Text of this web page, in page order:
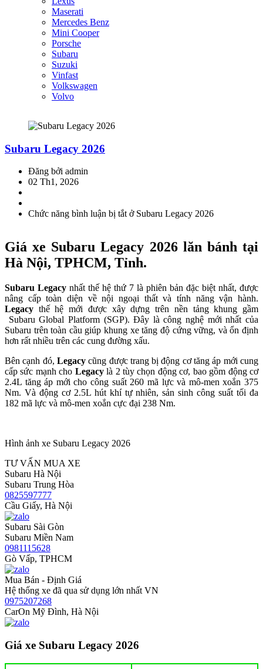
Maserati
Mercedes Benz
Mini Cooper
Porsche
Subaru
Suzuki
Vinfast
Volkswagen
Volvo
Subaru Legacy 2026
Đăng bởi admin
02 Th1, 2026
Chức năng bình luận bị tắtở Subaru Legacy 2026
Giá xe Subaru Legacy 2026 lăn bánh tại
Hà Nội, TPHCM, Tỉnh.
Subaru Legacy nhất thế hệ thứ 7 là phiên bản đặc biệt nhất, được
nâng cấp toàn diện về nội ngoại thất và tính năng vận hành.
Legacy thế hệ mới được xây dựng trên nền tảng khung gầm
Subaru Global Platform (SGP). Đây là công nghệ mới nhất của
Subaru trên toàn cầu giúp khung xe tăng độ cứng vững, và ổn định
hơn rất nhiều trên các cung đường xấu.
Bên cạnh đó, Legacycũng được trang bị động cơ tăng áp mới cung
cấp sức mạnh cho Legacylà 2 tùy chọn động cơ, bao gồm động cơ
2.4L tăng áp mới cho công suất 260 mã lực và mô-men xoắn 375
Nm. Và động cơ 2.5L hút khí tự nhiên, sản sinh công suất tối đa
182 mã lực và mô-men xoắn cực đại 238 Nm.
Hình ảnh xe Subaru Legacy 2026
TƯ VẤN MUA XE
Subaru Hà Nội
Subaru Trung Hòa
0825597777
Cầu Giấy, Hà Nội
Subaru Sài Gòn
Subaru Miền Nam
0981115628
Gò Vấp, TPHCM
Mua Bán - Định Giá
Hệ thống xe đã qua sử dụng lớn nhất VN
0975207268
CarOn Mỹ Đình, Hà Nội
Giá xe Subaru Legacy 2026